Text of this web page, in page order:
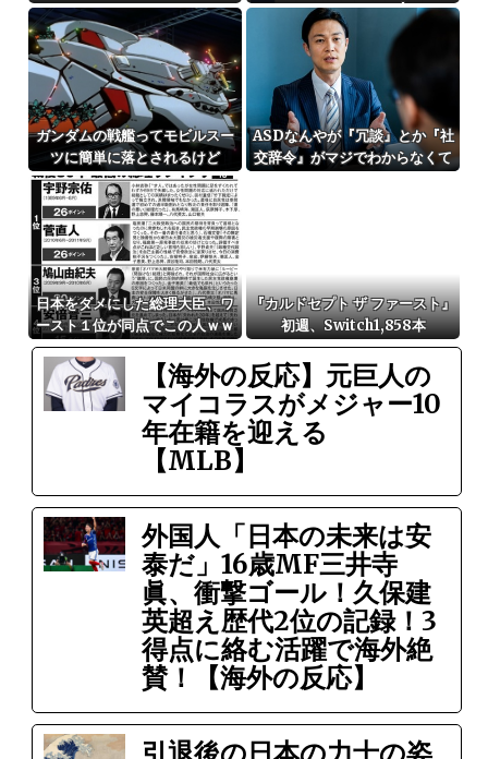
ンキングｷﾀ━━!
ガンダムの戦艦ってモビルスー
ツに簡単に落とされるけど
ASDなんやが『冗談』とか『社
交辞令』がマジでわからなくて
日本をダメにした総理大臣、ワ
ースト１位が同点でこの人ｗｗ
ｗｗｗｗ
『カルドセプト ザ ファースト』
初週、Switch1,858本
【海外の反応】元巨人の
マイコラスがメジャー10
年在籍を迎える
【MLB】
外国人「日本の未来は安
泰だ」16歳MF三井寺
眞、衝撃ゴール！久保建
英超え歴代2位の記録！3
得点に絡む活躍で海外絶
賛！【海外の反応】